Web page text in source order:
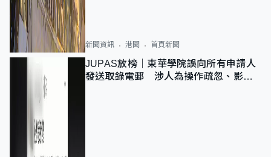
新聞資訊 港聞 首頁新聞
JUPAS放榜｜東華學院誤向所有申請人
發送取錄電郵 涉人為操作疏忽、影響